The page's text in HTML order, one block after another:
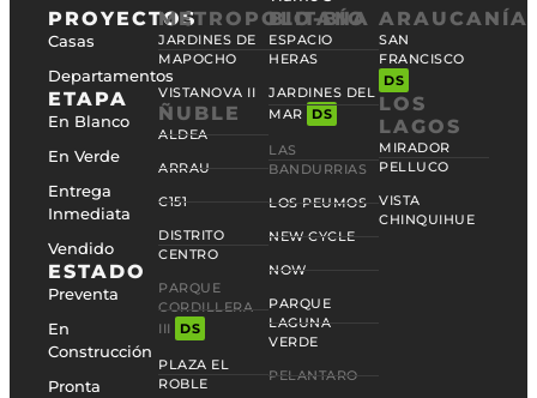
PROYECTOS
Casas
Departamentos
ETAPA
En Blanco
En Verde
Entrega
Inmediata
Vendido
ESTADO
Preventa
En
Construcción
Pronta
METROPOLITANA
JARDINES DE
MAPOCHO
VISTANOVA II
ÑUBLE
ALDEA
ARRAU
C151
DISTRITO
CENTRO
PARQUE
CORDILLERA
III
DS
PLAZA EL
ROBLE
BIO-BÍO
ESPACIO
HERAS
JARDINES DEL
MAR
DS
LAS
BANDURRIAS
LOS PEUMOS
NEW CYCLE
NOW
PARQUE
LAGUNA
VERDE
PELANTARO
ARAUCANÍA
SAN
FRANCISCO
DS
LOS
LAGOS
MIRADOR
PELLUCO
VISTA
CHINQUIHUE